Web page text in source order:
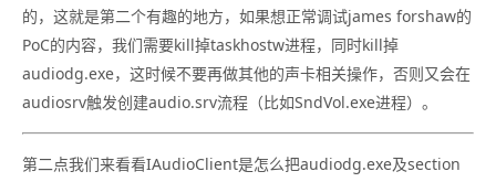
的，这就是第二个有趣的地方，如果想正常调试james forshaw的
PoC的内容，我们需要kill掉taskhostw进程，同时kill掉
audiodg.exe，这时候不要再做其他的声卡相关操作，否则又会在
audiosrv触发创建audio.srv流程（比如SndVol.exe进程）。
第二点我们来看看IAudioClient是怎么把audiodg.exe及section